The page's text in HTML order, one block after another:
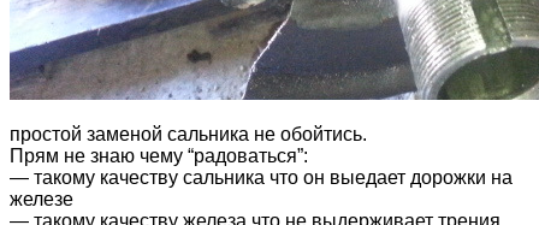
простой заменой сальника не обойтись.
Прям не знаю чему “радоваться”:
— такому качеству сальника что он выедает дорожки на
железе